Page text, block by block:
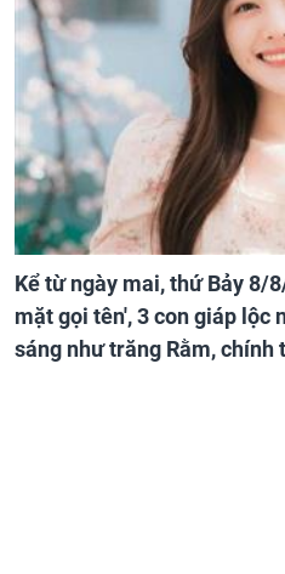
Kể từ ngày mai, thứ Bảy 8/
mặt gọi tên', 3 con giáp lộc
sáng như trăng Rằm, chính